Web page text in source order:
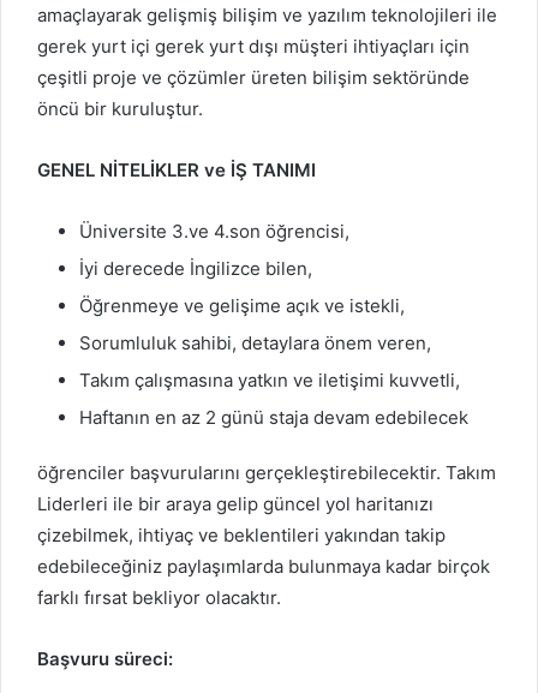
amaçlayarak gelişmiş bilişim ve yazılım teknolojileri ile
gerek yurt içi gerek yurt dışı müşteri ihtiyaçları için
çeşitli proje ve çözümler üreten bilişim sektöründe
öncü bir kuruluştur.
GENEL NİTELİKLER ve İŞ TANIMI
Üniversite 3.ve 4.son öğrencisi,
İyi derecede İngilizce bilen,
Öğrenmeye ve gelişime açık ve istekli,
Sorumluluk sahibi, detaylara önem veren,
Takım çalışmasına yatkın ve iletişimi kuvvetli,
Haftanın en az 2 günü staja devam edebilecek
öğrenciler başvurularını gerçekleştirebilecektir. Takım
Liderleri ile bir araya gelip güncel yol haritanızı
çizebilmek, ihtiyaç ve beklentileri yakından takip
edebileceğiniz paylaşımlarda bulunmaya kadar birçok
farklı fırsat bekliyor olacaktır.
Başvuru süreci: